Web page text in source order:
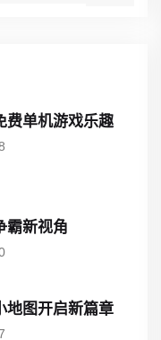
费单机游戏乐趣
霸新视角
地图开启新篇章